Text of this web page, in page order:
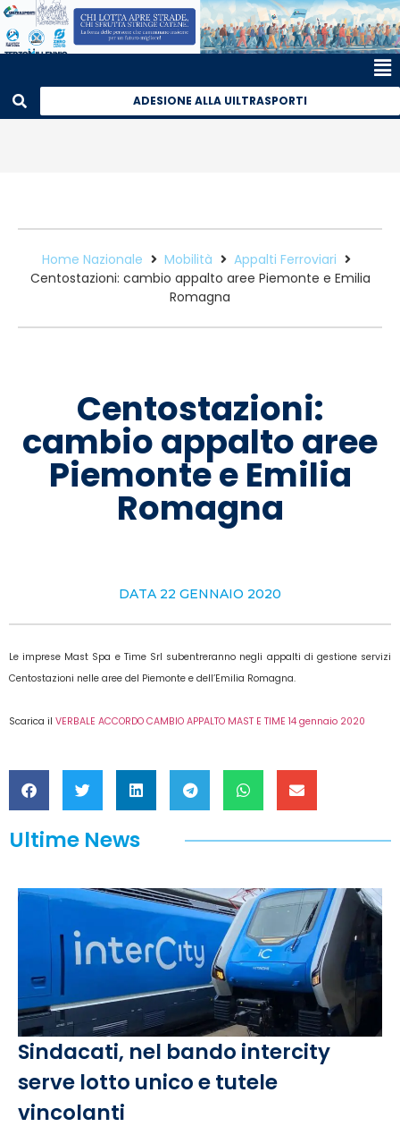
ADESIONE ALLA UILTRASPORTI
Home Nazionale Mobilità
Appalti Ferroviari
Centostazioni: cambio appalto aree Piemonte e Emilia
Romagna
Centostazioni:
cambio appalto aree
Piemonte e Emilia
Romagna
DATA 22 GENNAIO 2020
Le imprese Mast Spa e Time Srl subentreranno negli appalti di gestione servizi
Centostazioni nelle aree del Piemonte e dell’Emilia Romagna.
Scarica il VERBALE ACCORDO CAMBIO APPALTO MAST E TIME 14 gennaio 2020
Ultime News
Sindacati, nel bando intercity
serve lotto unico e tutele
vincolanti